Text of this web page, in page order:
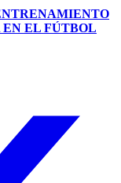
EN EL FÚTBOL